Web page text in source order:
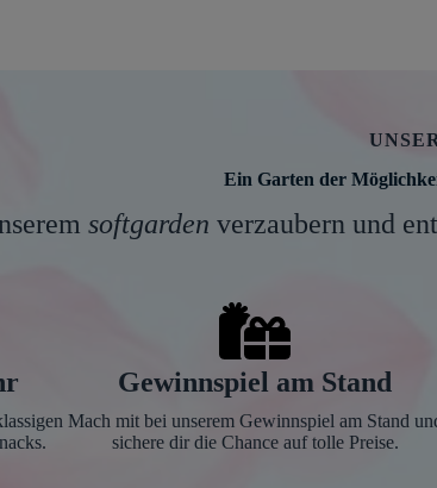
Ein Garten der
softgarden verzaubern und
Gewinnspiel am Stand
Mach mit bei unserem Gewinnspiel am Stand
sichere dir die Chance auf tolle Preise.